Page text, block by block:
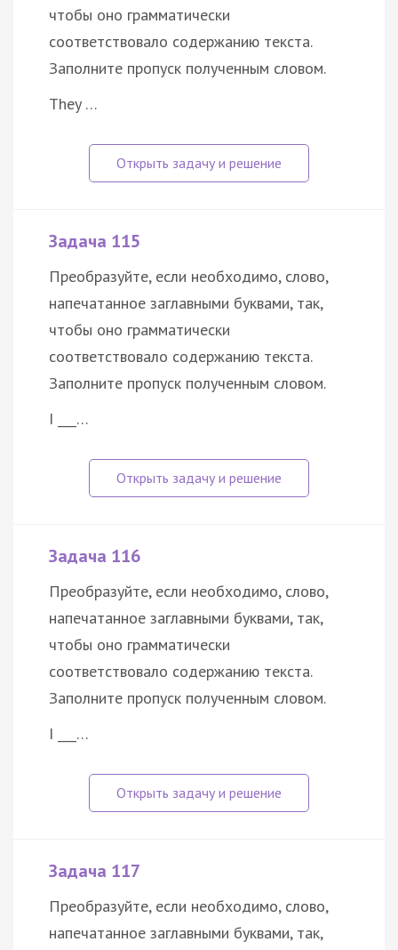
чтобы оно грамматически
соответствовало содержанию текста.
Заполните пропуск полученным словом.
They …
Задача 115
Преобразуйте, если необходимо, слово,
напечатанное заглавными буквами, так,
чтобы оно грамматически
соответствовало содержанию текста.
Заполните пропуск полученным словом.
I ___…
Задача 116
Преобразуйте, если необходимо, слово,
напечатанное заглавными буквами, так,
чтобы оно грамматически
соответствовало содержанию текста.
Заполните пропуск полученным словом.
I ___…
Задача 117
Преобразуйте, если необходимо, слово,
напечатанное заглавными буквами, так,